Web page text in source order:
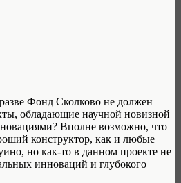
Фонд Сколково не должен
обладающие научной новизной
Вполне возможно, что
конструктор, как и любые
но как-то в данном проекте не
инноваций и глубокого